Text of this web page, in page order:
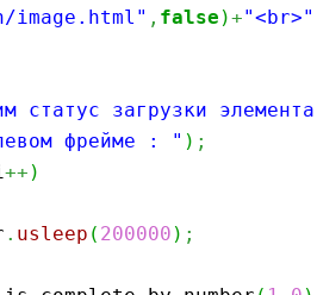
image.html" , false )+"<br>"
статус загрузки
фрейме : " ) ;
++ )
. usleep ( 200000 ) ;